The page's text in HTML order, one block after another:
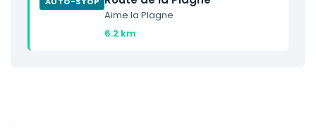
Aime la Plagne
6.2 km